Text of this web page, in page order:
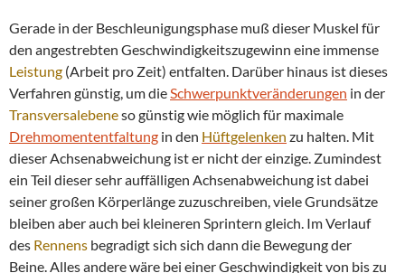
Gerade in der Beschleunigungsphase muß dieser Muskel für
den angestrebten Geschwindigkeitszugewinn eine immense
Leistung (Arbeit pro Zeit) entfalten. Darüber hinaus ist dieses
Verfahren günstig, um dieSchwerpunktveränderungen in der
Transversalebeneso günstig wie möglich für maximale
Drehmomententfaltung in den Hüftgelenken zu halten. Mit
dieser Achsenabweichung ist er nicht der einzige. Zumindest
ein Teil dieser sehr auffälligen Achsenabweichung ist dabei
seiner großen Körperlänge zuzuschreiben, viele Grundsätze
bleiben aber auch bei kleineren Sprintern gleich. Im Verlauf
des Rennens begradigt sich sich dann die Bewegung der
Beine. Alles andere wäre bei einer Geschwindigkeit von bis zu